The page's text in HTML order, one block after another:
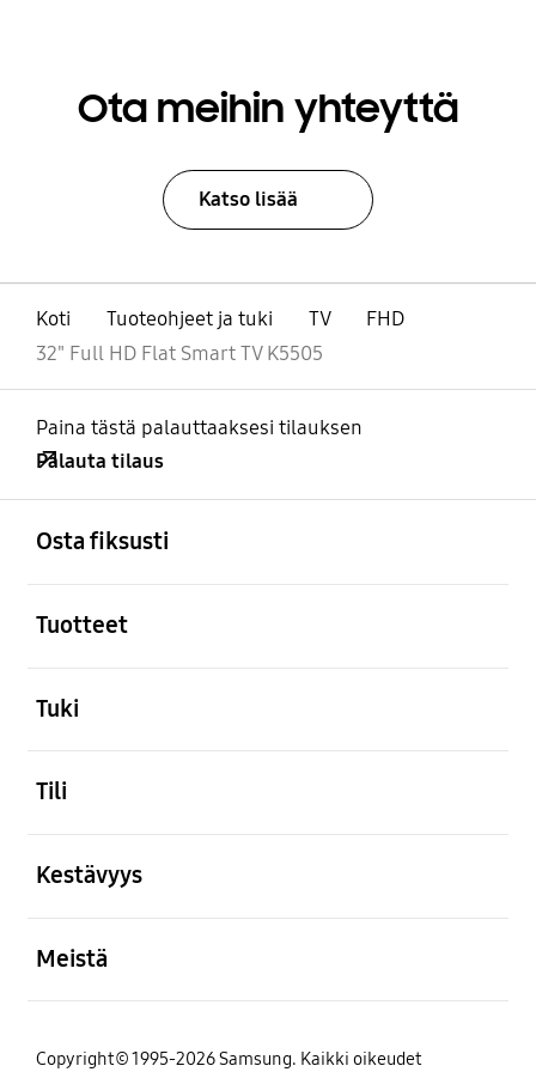
Ota meihin yhteyttä
Katso lisää
Koti Tuoteohjeet ja tuki TV
FHD
32" Full HD Flat Smart TV K5505
Paina tästä palauttaaksesi tilauksen
Palauta tilaus
Osta fiksusti
Tuotteet
Tuki
Tili
Kestävyys
Meistä
Copyright© 1995-2026 Samsung. Kaikki oikeudet